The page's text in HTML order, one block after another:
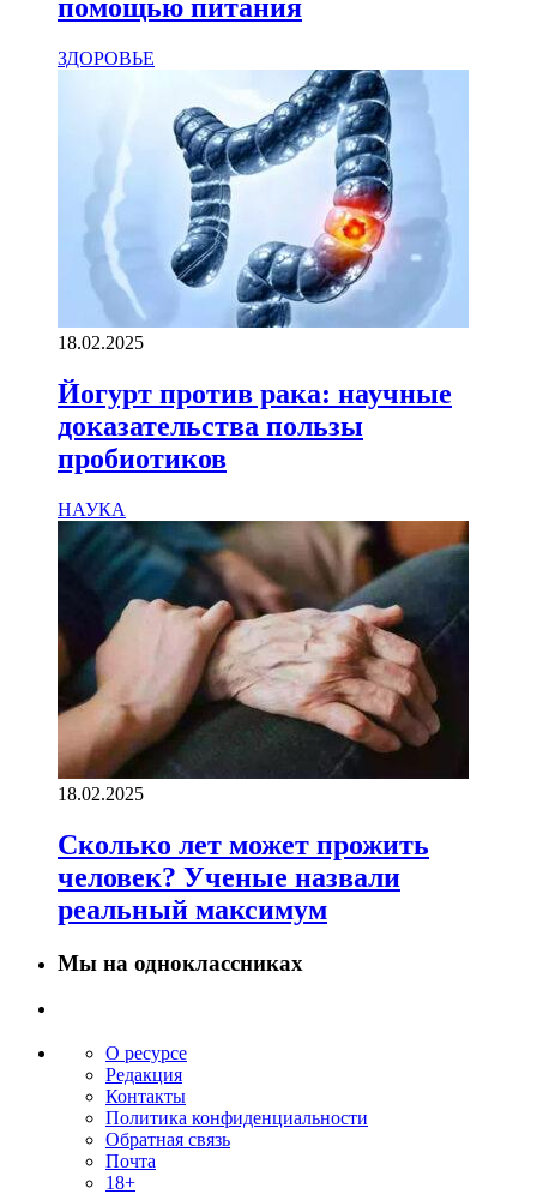
помощью питания
ЗДОРОВЬЕ
18.02.2025
Йогурт против рака: научные
доказательства пользы
пробиотиков
НАУКА
18.02.2025
Сколько лет может прожить
человек? Ученые назвали
реальный максимум
Мы на одноклассниках
О ресурсе
Редакция
Контакты
Политика конфиденциальности
Обратная связь
Почта
18+